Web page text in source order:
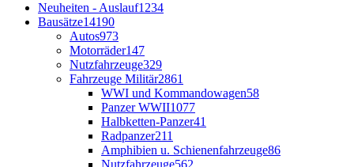
Neuheiten - Auslauf1234
Bausätze14190
Autos973
Motorräder147
Nutzfahrzeuge329
Fahrzeuge Militär2861
WWI und Kommandowagen58
Panzer WWII1077
Halbketten-Panzer41
Radpanzer211
Amphibien u. Schienenfahrzeuge86
Nutzfahrzeuge562